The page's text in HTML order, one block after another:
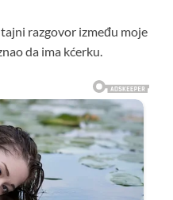
razgovor između moje
da ima kćerku.